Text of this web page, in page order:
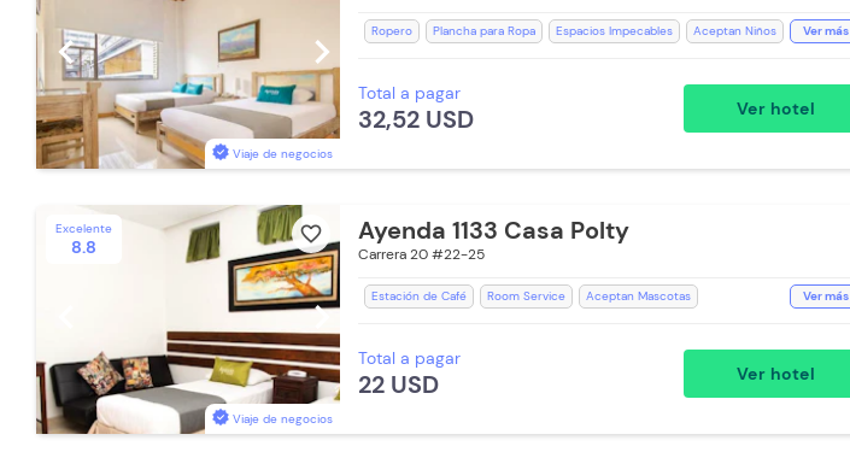
Viaje de negocios
chevron_left chevron_right Ropero Plancha para Ropa Espacios Impecables
Aceptan Niños
Toallas de cuerpo
Desayuno incluido
Ver más
Total a pagar
32,52 USD Ver hotel
Excelente
8.8
favorite_border
Viaje de negocios
chevron_right
Ayenda 1133 Casa Polty
Carrera 20 #22-25
Estación de Café Room Service
Aceptan Mascotas
Espacios Impecables
Televisión
Baño Privado
Ver más
Total a pagar
22 USD Ver hotel